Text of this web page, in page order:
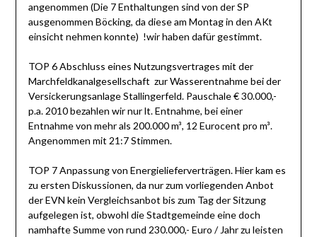
angenommen (Die 7 Enthaltungen sind von der SP
ausgenommen Böcking, da diese am Montag in den AKt
einsicht nehmen konnte) !wir haben dafür gestimmt.
TOP 6 Abschluss eines Nutzungsvertrages mit der
Marchfeldkanalgesellschaft zur Wasserentnahme bei der
Versickerungsanlage Stallingerfeld. Pauschale € 30.000,-
p.a. 2010 bezahlen wir nur lt. Entnahme, bei einer
Entnahme von mehr als 200.000 m³, 12 Eurocent pro m³.
Angenommen mit 21:7 Stimmen.
TOP 7 Anpassung von Energielieferverträgen. Hier kam es
zu ersten Diskussionen, da nur zum vorliegenden Anbot
der EVN kein Vergleichsanbot bis zum Tag der Sitzung
aufgelegen ist, obwohl die Stadtgemeinde eine doch
namhafte Summe von rund 230.000,- Euro / Jahr zu leisten